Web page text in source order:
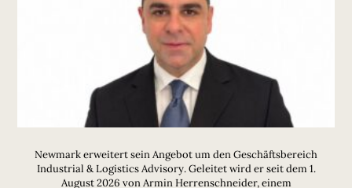
Newmark erweitert sein Angebot um den Geschäftsbereich
Industrial & Logistics Advisory. Geleitet wird er seit dem 1.
August 2026 von Armin Herrenschneider, einem